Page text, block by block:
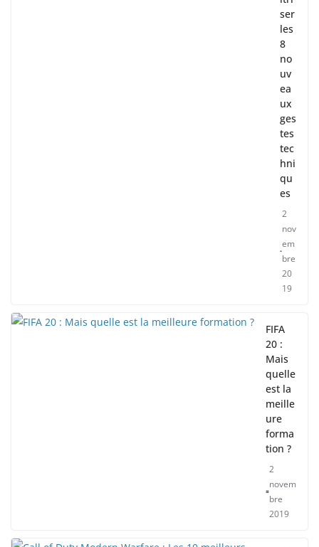
ser
les
8
no
uv
ea
ux
ges
tes
tec
hni
qu
es
2
nov
em
bre
20
19
FIFA
20 :
Mais
quelle
est la
meille
ure
forma
tion ?
2
novem
bre
2019